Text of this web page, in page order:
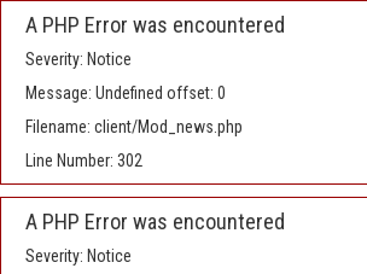
A PHP Error was encountered
Severity: Notice
Message: Undefined offset: 0
Filename: client/Mod_news.php
Line Number: 302
A PHP Error was encountered
Severity: Notice